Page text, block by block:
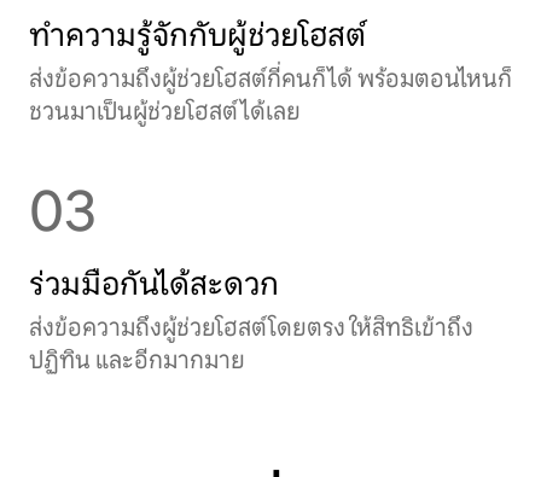
ทำความรู้จักกับผู้ช่วยโฮสต์
ส่งข้อความถึงผู้ช่วยโฮสต์กี่คนก็ได้ พร้อมตอนไหนก็
ชวนมาเป็นผู้ช่วยโฮสต์ได้เลย
03
ร่วมมือกันได้สะดวก
ส่งข้อความถึงผู้ช่วยโฮสต์โดยตรง ให้สิทธิเข้าถึง
ปฏิทิน และอีกมากมาย